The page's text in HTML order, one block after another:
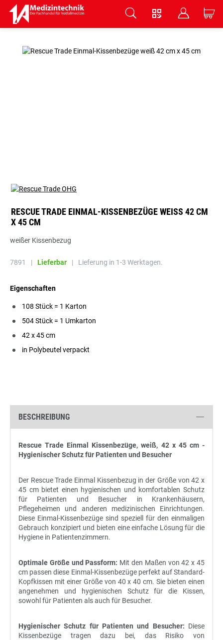
V B C
RESCUE TRADE EINMAL-KISSENBEZÜGE WEISS 42 CM X
45 CM
weißer Kissenbezug
7891 | Lieferbar | Lieferung in 1-3 Werktagen.
Eigenschaften
108 Stück = 1 Karton
504 Stück = 1 Umkarton
42 x 45 cm
in Polybeutel verpackt
BESCHREIBUNG
Rescue Trade Einmal Kissenbezüge, weiß, 42 x 45 cm -
Hygienischer Schutz für Patienten und Besucher
Der Rescue Trade Einmal Kissenbezug in der Größe von 42 x
45 cm bietet einen hygienischen und komfortablen Schutz
für Patienten und Besucher in Krankenhäusern,
Pflegeheimen und anderen medizinischen Einrichtungen.
Diese Einmal-Kissenbezüge sind speziell für den einmaligen
Gebrauch konzipiert und bieten eine einfache Lösung für die
Hygiene in Patientenzimmern.
Optimale Größe und Passform: Mit den Maßen von 42 x 45
cm passen diese Einmal-Kissenbezüge perfekt auf Standard-
Kopfkissen mit einer Größe von 40 x 40 cm. Sie bieten einen
angenehmen und hygienischen Schutz für die Kissen,
sowohl für Patienten als auch für Besucher.
Hygienischer Schutz für Patienten und Besucher: Diese
Kissenbezüge tragen dazu bei, das Risiko von